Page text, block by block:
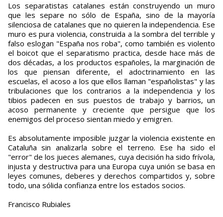
Los separatistas catalanes están construyendo un muro
que les separe no sólo de España, sino de la mayoría
silenciosa de catalanes que no quieren la independencia. Ese
muro es pura violencia, construida a la sombra del terrible y
falso eslogan "España nos roba", como también es violento
el boicot que el separatismo practica, desde hace más de
dos décadas, a los productos españoles, la marginación de
los que piensan diferente, el adoctrinamiento en las
escuelas, el acoso a los que ellos llaman "españolistas" y las
tribulaciones que los contrarios a la independencia y los
tibios padecen en sus puestos de trabajo y barrios, un
acoso permanente y creciente que persigue que los
enemigos del proceso sientan miedo y emigren.
Es absolutamente imposible juzgar la violencia existente en
Cataluña sin analizarla sobre el terreno. Ese ha sido el
"error" de los jueces alemanes, cuya decisión ha sido frívola,
injusta y destructiva para una Europa cuya unión se basa en
leyes comunes, deberes y derechos compartidos y, sobre
todo, una sólida confianza entre los estados socios.
Francisco Rubiales